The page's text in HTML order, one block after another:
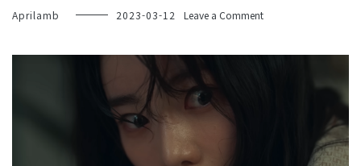
Aprilamb 2023-03-12 Leave a Commenton